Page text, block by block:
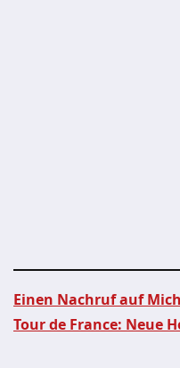
Einen Nachruf auf
Tour de France: Neue